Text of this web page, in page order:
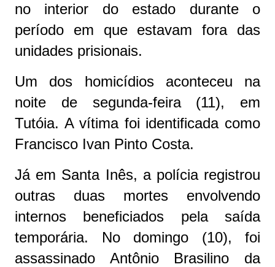
no interior do estado durante o
período em que estavam fora das
unidades prisionais.
Um dos homicídios aconteceu na
noite de segunda-feira (11), em
Tutóia. A vítima foi identificada como
Francisco Ivan Pinto Costa.
Já em Santa Inês, a polícia registrou
outras duas mortes envolvendo
internos beneficiados pela saída
temporária. No domingo (10), foi
assassinado Antônio Brasilino da